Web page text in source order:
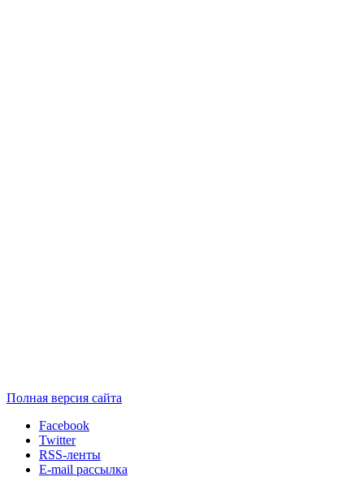
Полная версия сайта
Facebook
Twitter
RSS-ленты
E-mail рассылка